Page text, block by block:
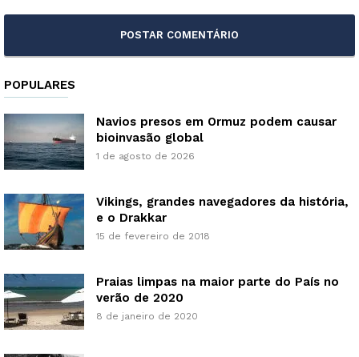
POPULARES
Navios presos em Ormuz podem causar
bioinvasão global
1 de agosto de 2026
Vikings, grandes navegadores da história,
e o Drakkar
15 de fevereiro de 2018
Praias limpas na maior parte do País no
verão de 2020
8 de janeiro de 2020